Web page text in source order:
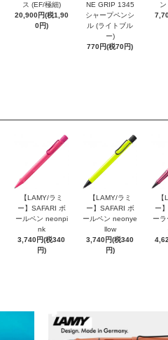
ス (EF/極細)
20,900円(税1,90
0円)
NE GRIP 1345
シャープペンシ
ル (ライトブル
ー)
770円(税70円)
【LAMY/ラミ
ー】SAFARI ボ
ールペン neonpi
nk
3,740円(税340
円)
【LAMY/ラミ
ー】SAFARI ボ
ールペン neonye
llow
3,740円(税340
円)
ー
ー